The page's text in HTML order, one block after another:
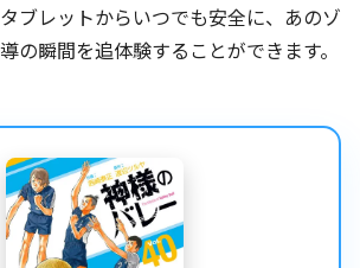
ブレットからいつでも安全に、あのゾ
の瞬間を追体験することができます。